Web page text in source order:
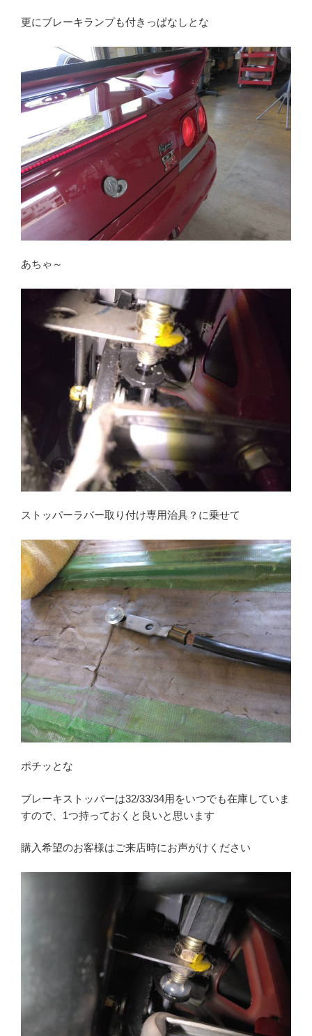
更にブレーキランプも付きっぱなしとな
あちゃ～
ストッパーラバー取り付け専用治具？に乗せて
ポチッとな
ブレーキストッパーは32/33/34用をいつでも在庫していま
すので、1つ持っておくと良いと思います
購入希望のお客様はご来店時にお声がけください